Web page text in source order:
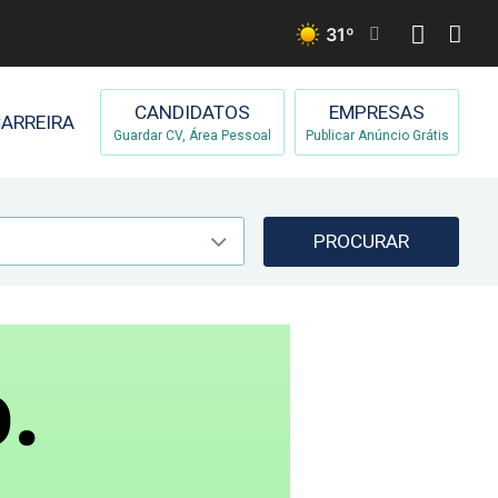
31º
CANDIDATOS
Guardar CV, Área Pessoal
EMPRESAS
Publicar Anúncio Grátis
PROCURAR